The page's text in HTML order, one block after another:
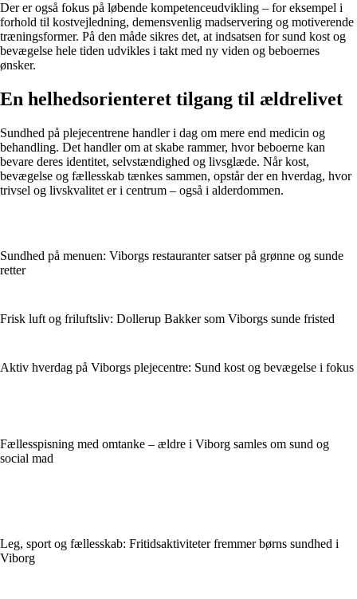
Der er også fokus på løbende kompetenceudvikling – for eksempel i
forhold til kostvejledning, demensvenlig madservering og motiverende
træningsformer. På den måde sikres det, at indsatsen for sund kost og
bevægelse hele tiden udvikles i takt med ny viden og beboernes
ønsker.
En helhedsorienteret tilgang til ældrelivet
Sundhed på plejecentrene handler i dag om mere end medicin og
behandling. Det handler om at skabe rammer, hvor beboerne kan
bevare deres identitet, selvstændighed og livsglæde. Når kost,
bevægelse og fællesskab tænkes sammen, opstår der en hverdag, hvor
trivsel og livskvalitet er i centrum – også i alderdommen.
Sundhed på menuen: Viborgs restauranter satser på grønne og sunde
retter
Frisk luft og friluftsliv: Dollerup Bakker som Viborgs sunde fristed
Aktiv hverdag på Viborgs plejecentre: Sund kost og bevægelse i fokus
Fællesspisning med omtanke – ældre i Viborg samles om sund og
social mad
Leg, sport og fællesskab: Fritidsaktiviteter fremmer børns sundhed i
Viborg